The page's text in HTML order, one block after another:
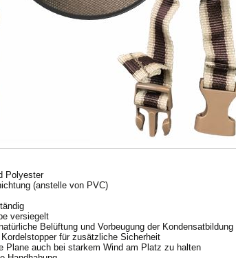
Polyester
(anstelle von PVC)
versiegelt
Belüftung und Vorbeugung der Kondensatbildung
für zusätzliche Sicherheit
Plane auch bei starkem Wind am Platz zu halten